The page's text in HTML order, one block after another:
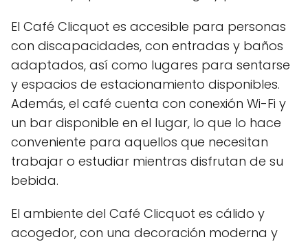
El Café Clicquot es accesible para personas
con discapacidades, con entradas y baños
adaptados, así como lugares para sentarse
y espacios de estacionamiento disponibles.
Además, el café cuenta con conexión Wi-Fi y
un bar disponible en el lugar, lo que lo hace
conveniente para aquellos que necesitan
trabajar o estudiar mientras disfrutan de su
bebida.
El ambiente del Café Clicquot es cálido y
acogedor, con una decoración moderna y